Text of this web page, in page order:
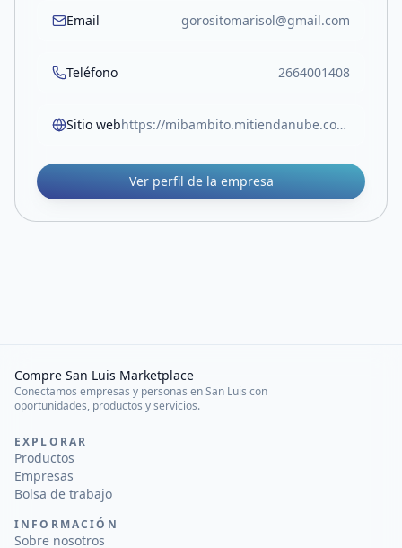
Email gorositomarisol@gmail.com
Teléfono 2664001408
Sitio web https://mibambito.mitiendanube.com/
Ver perfil de la empresa
Compre San Luis Marketplace
Conectamos empresas y personas en San Luis con
oportunidades, productos y servicios.
EXPLORAR
Productos
Empresas
Bolsa de trabajo
INFORMACIÓN
Sobre nosotros